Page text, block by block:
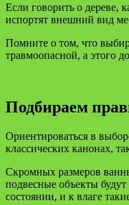
Если говорить о дереве,
испортят внешний вид
Помните о том, что
травмоопасной, а этого
Подбираем
Ориентироваться в
классических канонах,
Скромных размеров
подвесные объекты
состоянии, и к влаге